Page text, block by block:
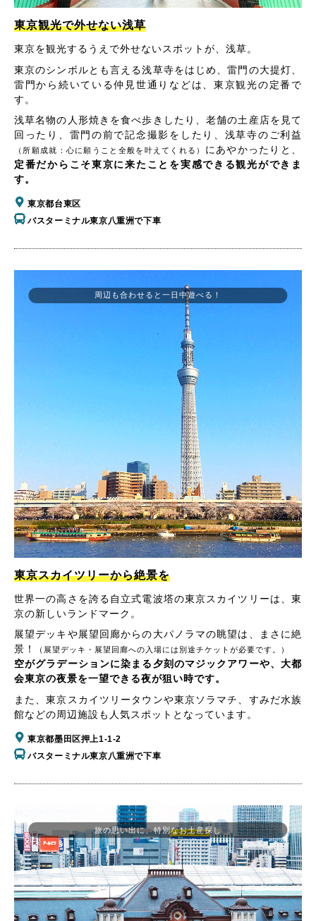
東京観光で外せない浅草
東京を観光するうえで外せないスポットが、浅草。
東京のシンボルとも言える浅草寺をはじめ、雷門の大提灯、
雷門から続いている仲見世通りなどは、東京観光の定番で
す。
浅草名物の人形焼きを食べ歩きしたり、老舗の土産店を見て
回ったり、雷門の前で記念撮影をしたり、浅草寺のご利益
（所願成就：心に願うこと全般を叶えてくれる）
にあやかったりと、
定番だからこそ東京に来たことを実感できる観光ができま
す。
東京都台東区
バスターミナル東京八重洲で下車
周辺も合わせると一日中遊べる！
東京スカイツリーから絶景を
世界一の高さを誇る自立式電波塔の東京スカイツリーは、東
京の新しいランドマーク。
展望デッキや展望回廊からの大パノラマの眺望は、まさに絶
景！
（展望デッキ・展望回廊への入場には別途チケットが必要です。）
空がグラデーションに染まる夕刻のマジックアワーや、大都
会東京の夜景を一望できる夜が狙い時です。
また、東京スカイツリータウンや東京ソラマチ、すみだ水族
館などの周辺施設も人気スポットとなっています。
東京都墨田区押上1-1-2
バスターミナル東京八重洲で下車
旅の思い出に、特別なお土産探し